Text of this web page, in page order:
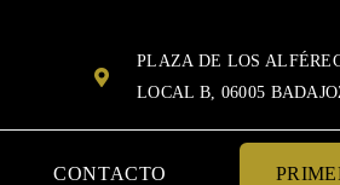
PLAZA DE LOS
LOCAL B, 06005
CONTACTO